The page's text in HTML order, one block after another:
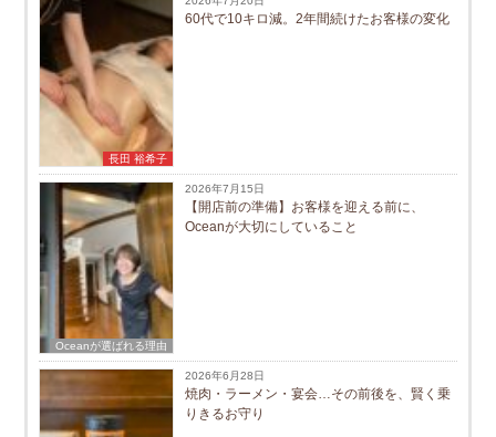
長田 裕希子
60代で10キロ減。2年間続けたお客様の変化
Oceanが選ばれる理由
2026年7月15日
【開店前の準備】お客様を迎える前に、
Oceanが大切にしていること
2026年6月28日
焼肉・ラーメン・宴会…その前後を、賢く乗
りきるお守り